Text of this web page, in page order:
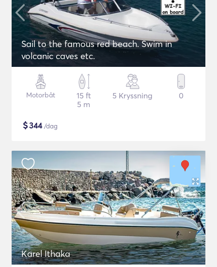
Sail to the famous red beach. Swim in
volcanic caves etc.
Motorbåt
15 ft
5 m
5 Kryssning 0
$344/dag
Karel Ithaka